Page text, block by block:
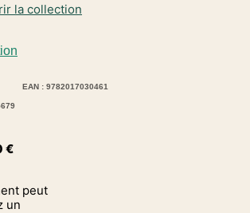
la collection
EAN : 9782017030461
€
peut
un